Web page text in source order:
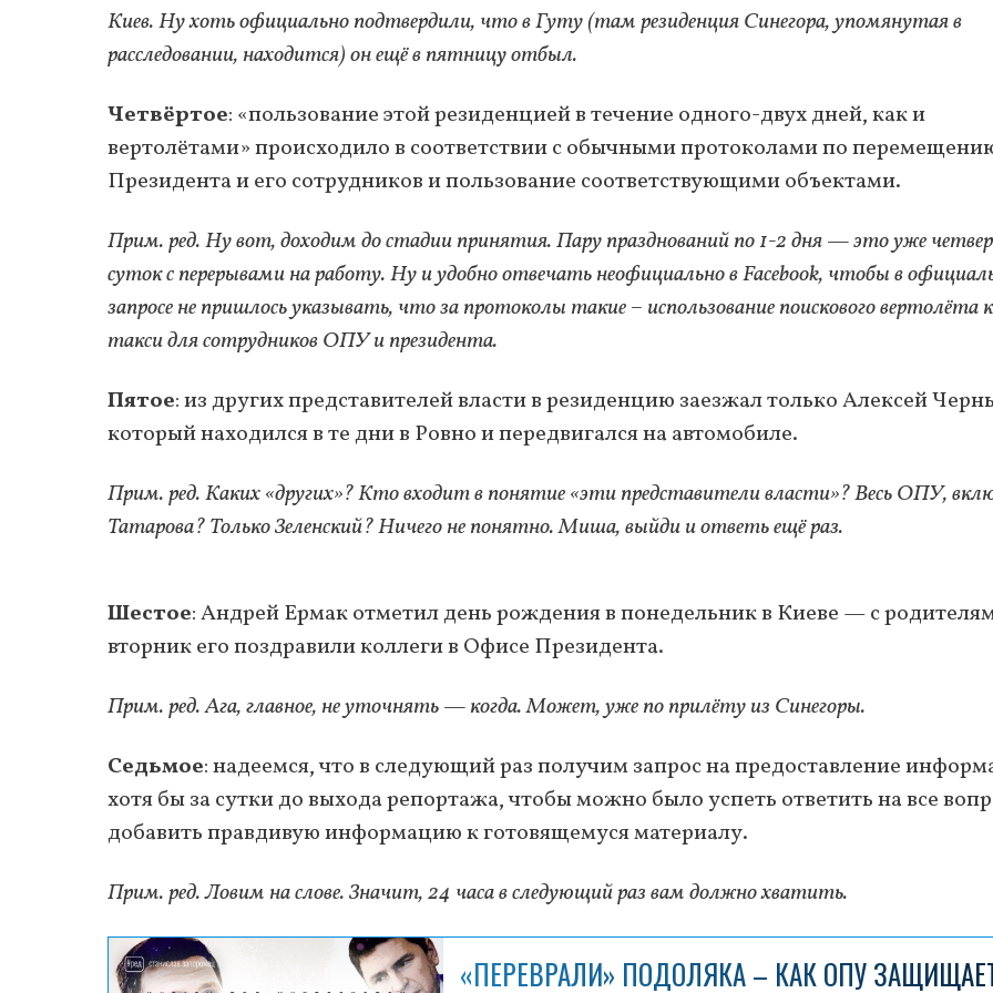
Киев. Ну хоть официально подтвердили, что в Гуту (там резиденция Синегора, упомянутая в
расследовании, находится) он ещё в пятницу отбыл.
Четвёртое: «пользование этой резиденцией в течение одного-двух дней, как и
вертолётами» происходило в соответствии с обычными протоколами по
Президента и его сотрудников и пользование соответствующими объектами.
Прим. ред. Ну вот, доходим до стадии принятия. Пару празднований по 1-2 дня — это уже
суток с перерывами на работу. Ну и удобно отвечать неофициально в Facebook, чтобы в
запросе не пришлось указывать, что за протоколы такие – использование поискового вертолёта
такси для сотрудников ОПУ и президента.
Пятое: из других представителей власти в резиденцию заезжал только Алексей
который находился в те дни в Ровно и передвигался на автомобиле.
Прим. ред. Каких «других»? Кто входит в понятие «эти представители власти»? Весь ОПУ,
Татарова? Только Зеленский? Ничего не понятно. Миша, выйди и ответь ещё раз.
Шестое: Андрей Ермак отметил день рождения в понедельник в Киеве — с
вторник его поздравили коллеги в Офисе Президента.
Прим. ред. Ага, главное, не уточнять — когда. Может, уже по прилёту из Синегоры.
Седьмое: надеемся, что в следующий раз получим запрос на предоставление
хотя бы за сутки до выхода репортажа, чтобы можно было успеть ответить на все
добавить правдивую информацию к готовящемуся материалу.
Прим. ред. Ловим на слове. Значит, 24 часа в следующий раз вам должно хватить.
«ПЕРЕВРАЛИ» ПОДОЛЯКА – КАК ОПУ